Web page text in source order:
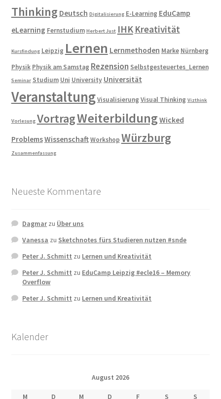
Thinking Deutsch Digitalisierung E-Learning EduCamp
eLearning Fernstudium Herbert Just IHK Kreativität
Kursfindung Leipzig Lernen Lernmethoden Marke Nürnberg
Physik Physik am Samstag Rezension Selbstgesteuertes_Lernen
Seminar Studium Uni University Universität
VeranstaltungVisualisierung Visual Thinking Vizthink
Vorlesung VortragWeiterbildung Wicked
ProblemsWissenschaftWorkshop Würzburg
Zusammenfassung
Neueste Kommentare
Dagmarzu Über uns
Vanessa zu Sketchnotes fürs Studieren nutzen #snde
Peter J. Schmitt zu Lernen und Kreativität
Peter J. Schmitt zu EduCamp Leipzig #ecle16 – Memory
Overflow
Peter J. Schmitt zu Lernen und Kreativität
Kalender
August 2026
M D M D F S
S